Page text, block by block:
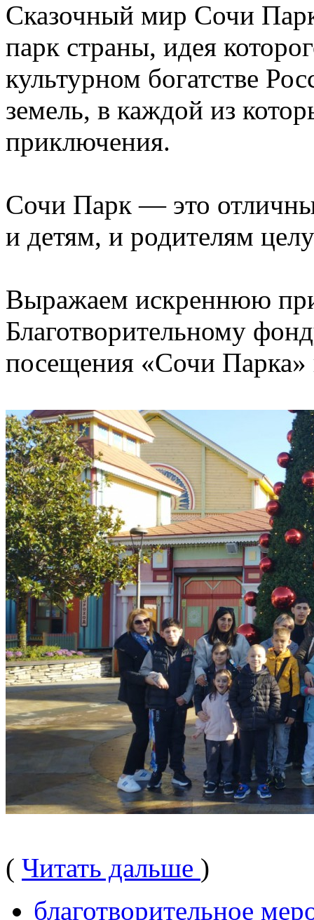
Сказочный мир Сочи
парк страны, идея
культурном богатстве
земель, в каждой из
приключения.
Сочи Парк — это
и детям, и родителям
Выражаем искреннюю
Благотворительному
посещения «Сочи Парка»
( Читать дальше )
благотворительное